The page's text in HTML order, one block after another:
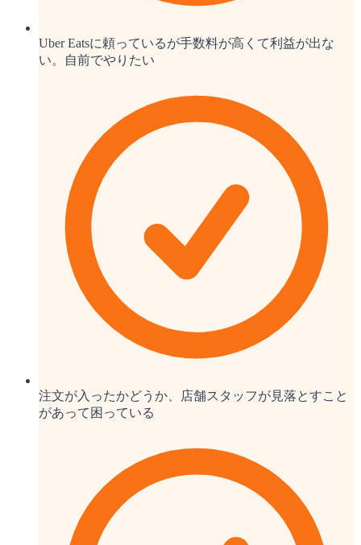
Uber Eatsに頼っているが手数料が高くて利益が出な
い。自前でやりたい
注文が入ったかどうか、店舗スタッフが見落とすこと
があって困っている